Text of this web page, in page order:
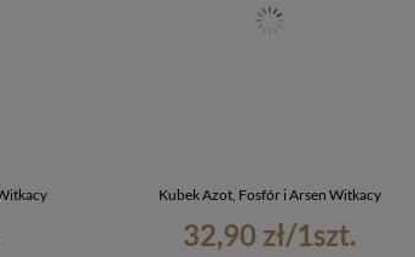
Kubek Azot, Fosfór i Arsen Witkacy
32,90 zł/1szt.